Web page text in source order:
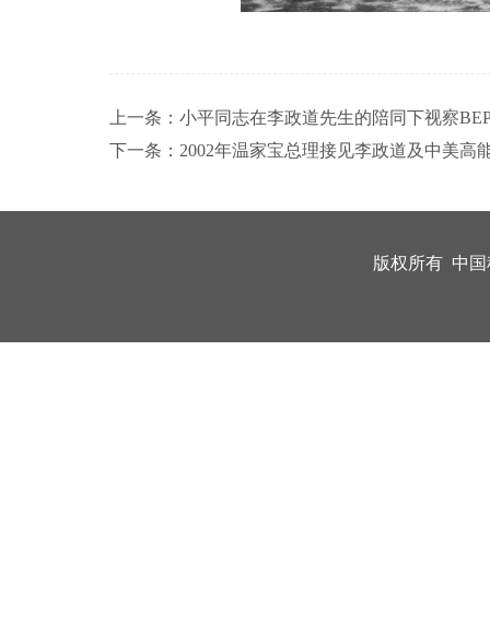
上一条： 小平同志在李政道先生的陪同下视察
下一条： 2002年温家宝总理接见李政道及中美高
版权所有 中